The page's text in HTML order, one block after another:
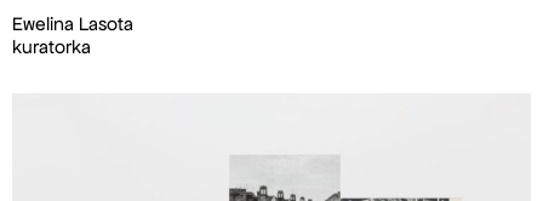
Ewelina Lasota
kuratorka